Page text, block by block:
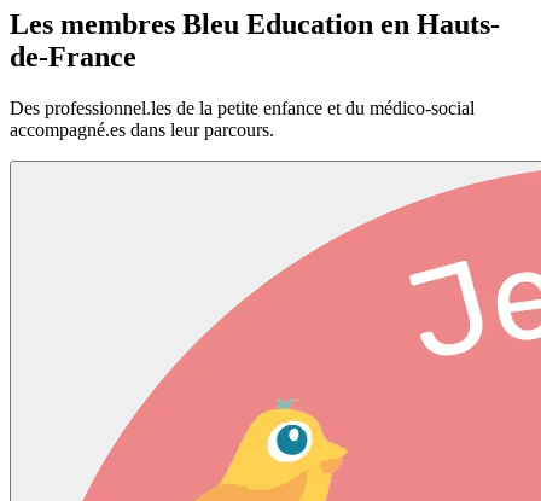
Les membres Bleu Education en Hauts-
de-France
Des professionnel.les de la petite enfance et du médico-social
accompagné.es dans leur parcours.